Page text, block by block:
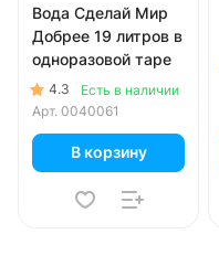
Вода Сделай Мир
Добрее 19 литров в
одноразовой таре
4.3
Есть в наличии
Арт. 0040061
В корзину